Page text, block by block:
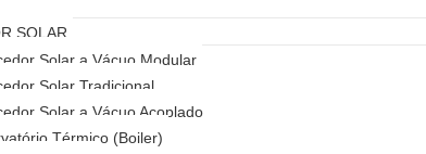
SOLAR
Solar a Vácuo Modular
Solar Tradicional
Solar a Vácuo Acoplado
Térmico (Boiler)